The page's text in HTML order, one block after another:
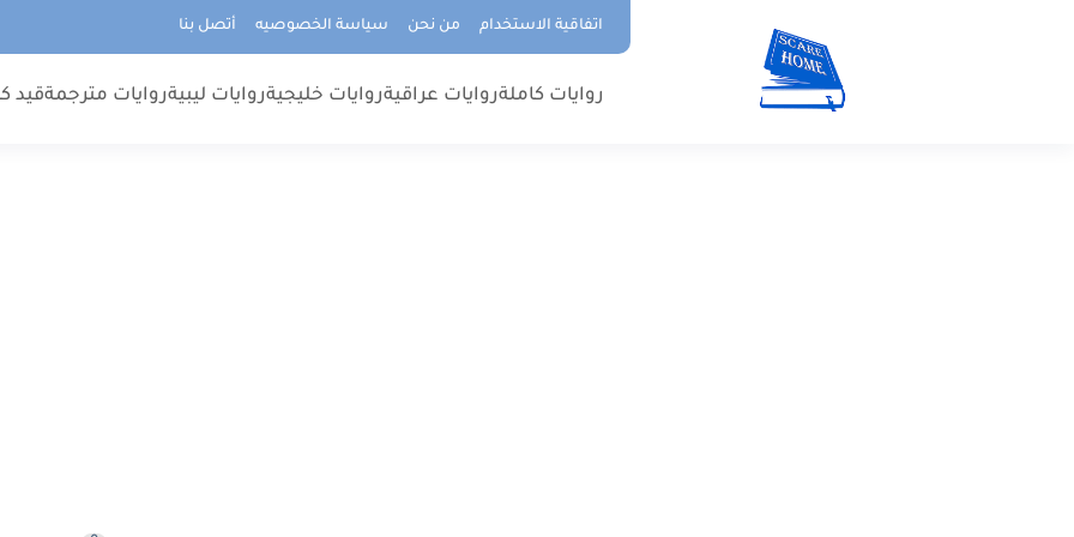
اتفاقية الاستخدام من نحن سياسة الخصوصيه أتصل بنا
روايات كاملةروايات عراقيةروايات خليجيةروايات ليبيةروايات مترجمةقيد